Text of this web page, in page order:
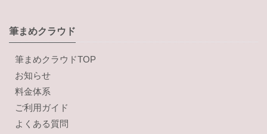
筆まめクラウド
筆まめクラウドTOP
お知らせ
料金体系
ご利用ガイド
よくある質問